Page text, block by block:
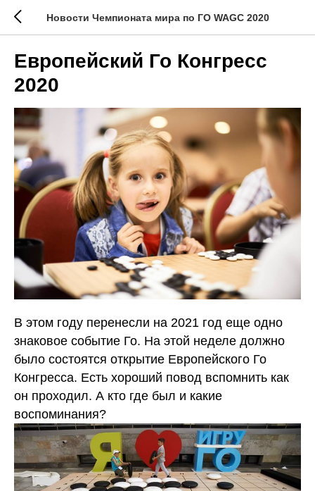
Новости Чемпионата мира по ГО WAGC 2020
Европейский Го Конгресс
2020
В этом году перенесли на 2021 год еще одно
знаковое событие Го. На этой неделе должно
было состоятся открытие Европейского Го
Конгресса. Есть хороший повод вспомнить как
он проходил. А кто где был и какие
воспоминания?